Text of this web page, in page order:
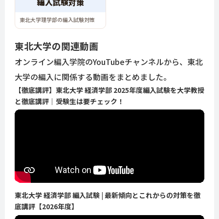
東北大学理学部の編入試験対策
東北大学の関連動画
オンライン編入学院のYouTubeチャンネルから、東北
大学の編入に関係する動画をまとめました。
【徹底講評】東北大学 経済学部 2025年度編入試験を大学教授
と徹底講評｜受験生は要チェック！
東北大学 経済学部 編入試験 | 最新傾向とこれからの対策を徹
底講評【2026年度】